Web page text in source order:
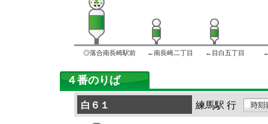
◎落合南長崎駅前 ←南長崎二丁目 ←目白五丁目
４番のりば
白６１ 練馬駅 行